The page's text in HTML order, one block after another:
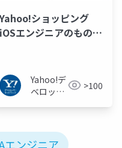
Yahoo!ショッピング
iOSエンジニアのものづ
Yahoo!デ
ベロッパ
>100
エンジニア